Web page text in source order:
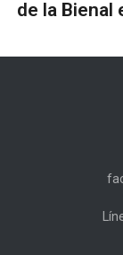
de la Bienal